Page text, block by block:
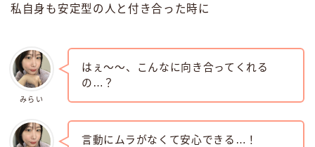
私自身も安定型の人と付き合った時に
みらい
はぇ〜〜、こんなに向き合ってくれる
の…？
言動にムラがなくて安心できる…！